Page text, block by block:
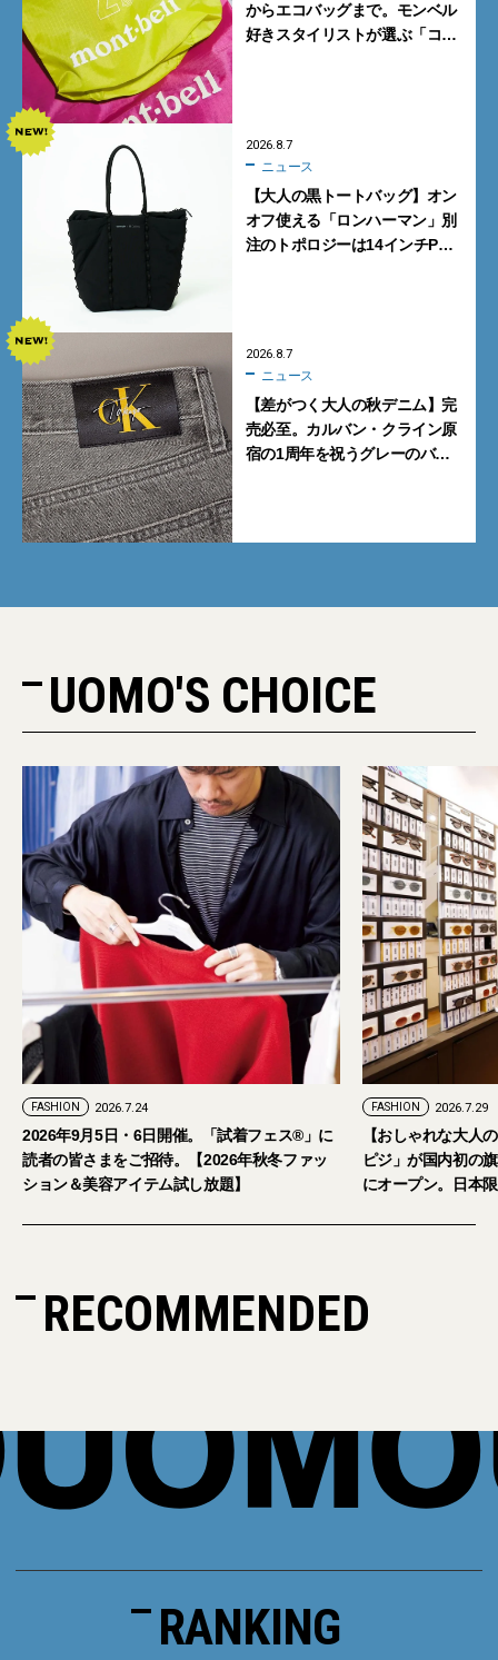
からエコバッグまで。モンベル
好きスタイリストが選ぶ「コス
2026.8.7
ニュース
【大人の黒トートバッグ】オン
オフ使える「ロンハーマン」別
注のトポロジーは14インチPC
2026.8.7
ニュース
【差がつく大人の秋デニム】完
売必至。カルバン・クライン原
宿の1周年を祝うグレーのバ
UOMO'S CHOICE
試着フェス®︎」に
年秋冬ファッ
題】
【おしゃれな大人のアイウェア】パリ発「イジ
ピジ」が国内初の旗艦店をキャットストリート
にオープン。日本限定サングラスも登場
RECOMMENDED
RANKING